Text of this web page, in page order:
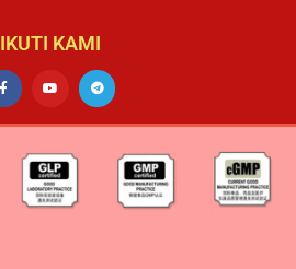
IKUTI KAMI